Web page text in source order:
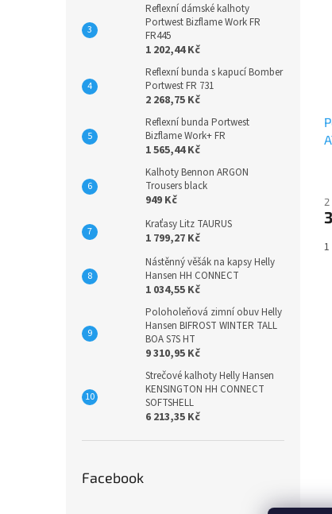
Reflexní dámské kalhoty
Portwest Bizflame Work FR
FR445
1 202,44 Kč
Reflexní bunda s kapucí Bomber
Portwest FR 731
2 268,75 Kč
Reflexní bunda Portwest
Bizflame Work+ FR
1 565,44 Kč
Kalhoty Bennon ARGON
Trousers black
949 Kč
Kraťasy Litz TAURUS
1 799,27 Kč
Nástěnný věšák na kapsy Helly
Hansen HH CONNECT
1 034,55 Kč
Poloholeňová zimní obuv Helly
Hansen BIFROST WINTER TALL
BOA S7S HT
9 310,95 Kč
Strečové kalhoty Helly Hansen
KENSINGTON HH CONNECT
SOFTSHELL
6 213,35 Kč
Facebook
2